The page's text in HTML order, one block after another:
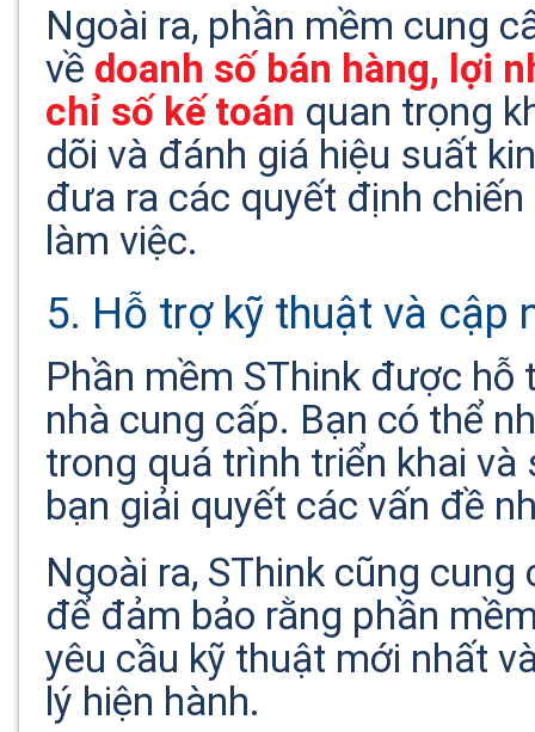
Ngoài ra, phần mềm cung
về doanh số bán hàng, lợi
chỉ số kế toán quan trọng
dõi và đánh giá hiệu suất
đưa ra các quyết định
làm việc.
5. Hỗ trợ kỹ thuật và cập
Phần mềm SThink được
nhà cung cấp. Bạn có thể
trong quá trình triển khai
bạn giải quyết các vấn đề
Ngoài ra, SThink cũng
để đảm bảo rằng phần
yêu cầu kỹ thuật mới nhất
lý hiện hành.